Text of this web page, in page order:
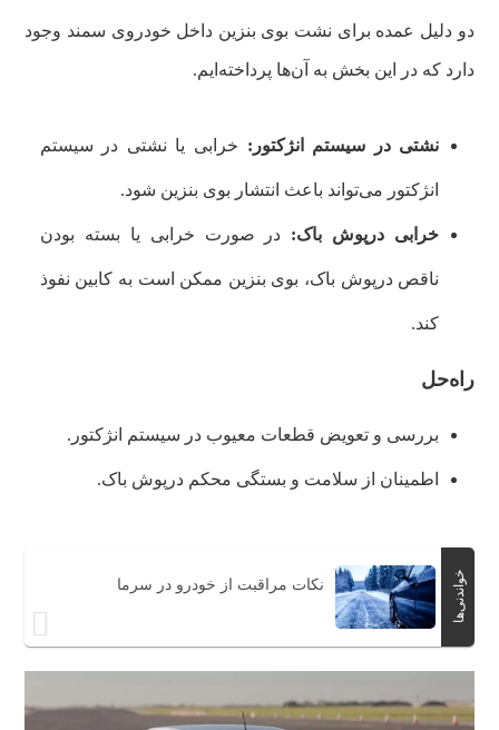
دو دلیل عمده برای نشت بوی بنزین داخل خودروی سمند وجود
دارد که در این بخش به آن‌ها پرداخته‌ایم.
نشتی در سیستم انژکتور: خرابی یا نشتی در سیستم
انژکتور می‌تواند باعث انتشار بوی بنزین شود.
خرابی درپوش باک: در صورت خرابی یا بسته بودن
ناقص درپوش باک، بوی بنزین ممکن است به کابین نفوذ
کند.
راه‌حل
بررسی و تعویض قطعات معیوب در سیستم انژکتور.
اطمینان از سلامت و بستگی محکم درپوش باک.
خواندنی‌ها نکات مراقبت از خودرو در سرما